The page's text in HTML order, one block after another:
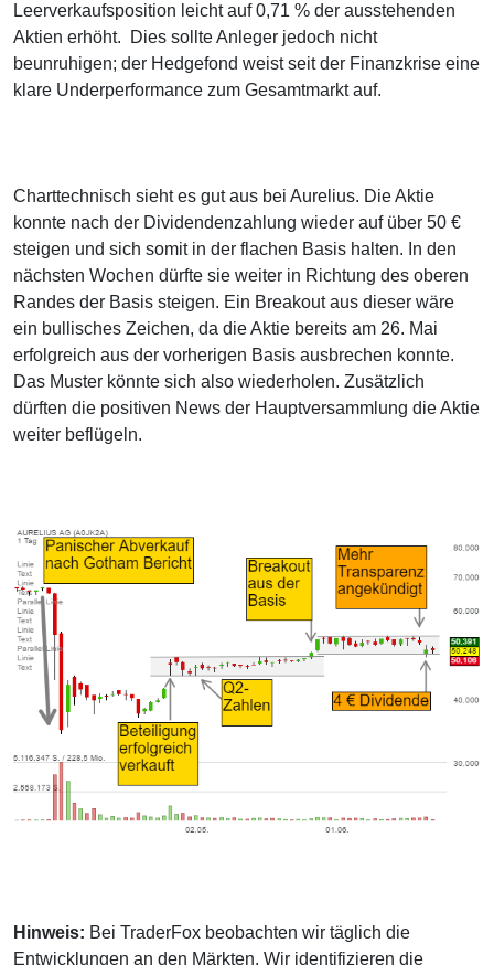
Leerverkaufsposition leicht auf 0,71 % der ausstehenden
Aktien erhöht. Dies sollte Anleger jedoch nicht
beunruhigen; der Hedgefond weist seit der Finanzkrise eine
klare Underperformance zum Gesamtmarkt auf.
Charttechnisch sieht es gut aus bei Aurelius. Die Aktie
konnte nach der Dividendenzahlung wieder auf über 50 €
steigen und sich somit in der flachen Basis halten. In den
nächsten Wochen dürfte sie weiter in Richtung des oberen
Randes der Basis steigen. Ein Breakout aus dieser wäre
ein bullisches Zeichen, da die Aktie bereits am 26. Mai
erfolgreich aus der vorherigen Basis ausbrechen konnte.
Das Muster könnte sich also wiederholen. Zusätzlich
dürften die positiven News der Hauptversammlung die Aktie
weiter beflügeln.
Hinweis: Bei TraderFox beobachten wir täglich die
Entwicklungen an den Märkten. Wir identifizieren die